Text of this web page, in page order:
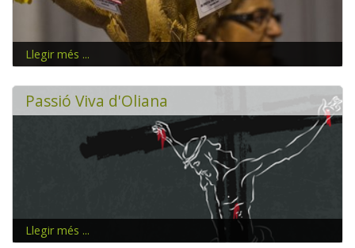
Llegir més ...
Passió Viva d'Oliana
www.passiovivaoliana.cat
Llegir més ...